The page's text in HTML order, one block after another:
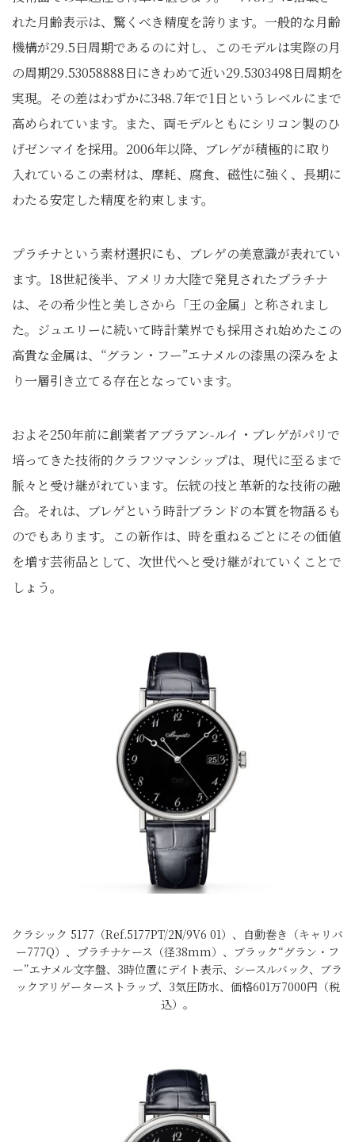
れた月齢表示は、驚くべき精度を誇ります。一般的な月齢
機構が29.5日周期であるのに対し、このモデルは実際の月
の周期29.53058888日にきわめて近い29.5303498日周期を
実現。その差はわずかに348.7年で1日というレベルにまで
高められています。また、両モデルともにシリコン製のひ
げゼンマイを採用。2006年以降、ブレゲが積極的に取り
入れているこの素材は、摩耗、腐食、磁性に強く、長期に
わたる安定した精度を約束します。
プラチナという素材選択にも、ブレゲの美意識が表れてい
ます。18世紀後半、アメリカ大陸で発見されたプラチナ
は、その希少性と美しさから「王の金属」と称されまし
た。ジュエリーに続いて時計業界でも採用され始めたこの
高貴な金属は、“グラン・フー”エナメルの漆黒の深みをよ
り一層引き立てる存在となっています。
およそ250年前に創業者アブラアン-ルイ・ブレゲがパリで
培ってきた技術的クラフツマンシップは、現代に至るまで
脈々と受け継がれています。伝統の技と革新的な技術の融
合。それは、ブレゲという時計ブランドの本質を物語るも
のでもあります。この新作は、時を重ねるごとにその価値
を増す芸術品として、次世代へと受け継がれていくことで
しょう。
クラシック 5177（Ref.5177PT/2N/9V6 01）、自動巻き（キャリバ
ー777Q）、プラチナケース（径38mm）、ブラック“グラン・フ
ー”エナメル文字盤、3時位置にデイト表示、シースルバック、ブラ
ックアリゲーターストラップ、3気圧防水、価格601万7000円（税
込）。